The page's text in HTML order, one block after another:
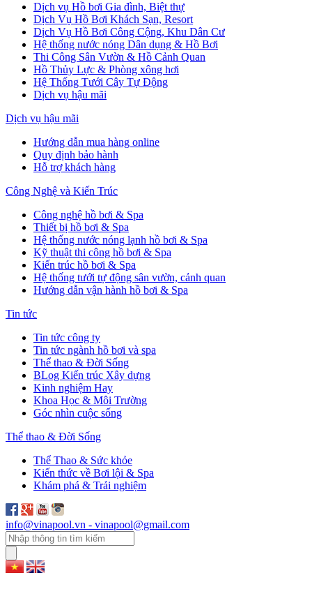
Dịch vụ Hồ bơi Gia đình, Biệt thự
Dịch Vụ Hồ Bơi Khách Sạn, Resort
Dịch Vụ Hồ Bơi Công Cộng, Khu Dân Cư
Hệ thống nước nóng Dân dụng & Hồ Bơi
Thi Công Sân Vườn & Hồ Cảnh Quan
Hồ Thủy Lực & Phòng xông hơi
Hệ Thống Tưới Cây Tự Động
Dịch vụ hậu mãi
Dịch vụ hậu mãi
Hướng dẫn mua hàng online
Quy định bảo hành
Hỗ trợ khách hàng
Công Nghệ và Kiến Trúc
Công nghệ hồ bơi & Spa
Thiết bị hồ bơi & Spa
Hệ thống nước nóng lạnh hồ bơi & Spa
Kỹ thuật thi công hồ bơi & Spa
Kiến trúc hồ bơi & Spa
Hệ thống tưới tự động sân vườn, cảnh quan
Hướng dẫn vận hành hồ bơi & Spa
Tin tức
Tin tức công ty
Tin tức ngành hồ bơi và spa
Thể thao & Đời Sống
BLog Kiến trúc Xây dựng
Kinh nghiệm Hay
Khoa Học & Môi Trường
Góc nhìn cuộc sống
Thể thao & Đời Sống
Thể Thao & Sức khỏe
Kiến thức về Bơi lội & Spa
Khám phá & Trải nghiệm
info@vinapool.vn - vinapool@gmail.com